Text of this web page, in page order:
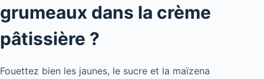
grumeaux dans la crème
pâtissière ?
Fouettez bien les jaunes, le sucre et la maïzena